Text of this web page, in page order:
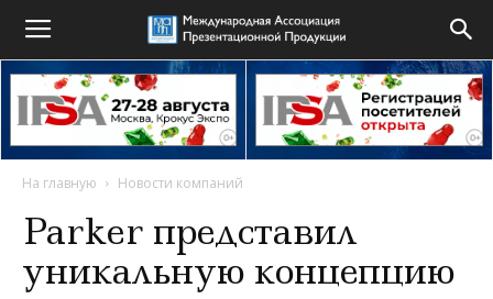
На главную Новости компаний
Parker представил
уникальную концепцию